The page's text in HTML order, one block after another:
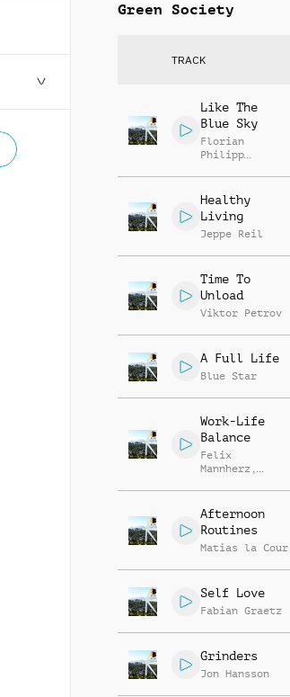
Green Society
TRACK
Like The
Blue Sky
Florian
Philipp
Healthy
Living
Jeppe Reil
Time To
Unload
Viktor Petrov
A Full Life
Blue Star
Work-Life
Balance
Felix
Mannherz ,
Afternoon
Routines
Matias la Cour
Self Love
Fabian Graetz
Grinders
Jon Hansson